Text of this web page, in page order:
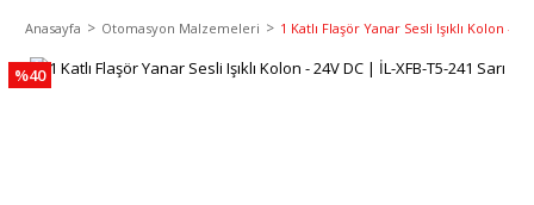
Anasayfa Otomasyon Malzemeleri 1 Katlı Flaşör Yanar Sesli Işıklı Kolon -
%40